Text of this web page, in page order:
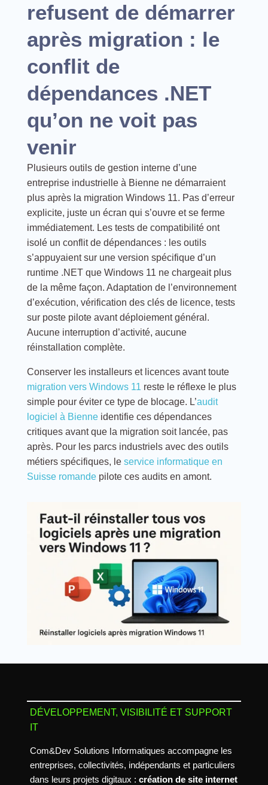
refusent de démarrer
après migration : le
conflit de
dépendances .NET
qu’on ne voit pas
venir
Plusieurs outils de gestion interne d’une
entreprise industrielle à Bienne ne démarraient
plus après la migration Windows 11. Pas d’erreur
explicite, juste un écran qui s’ouvre et se ferme
immédiatement. Les tests de compatibilité ont
isolé un conflit de dépendances : les outils
s’appuyaient sur une version spécifique d’un
runtime .NET que Windows 11 ne chargeait plus
de la même façon. Adaptation de l’environnement
d’exécution, vérification des clés de licence, tests
sur poste pilote avant déploiement général.
Aucune interruption d’activité, aucune
réinstallation complète.
Conserver les installeurs et licences avant toute
migration vers Windows 11 reste le réflexe le plus
simple pour éviter ce type de blocage. L’audit
logiciel à Bienneidentifie ces dépendances
critiques avant que la migration soit lancée, pas
après. Pour les parcs industriels avec des outils
métiers spécifiques, le service informatique en
Suisse romandepilote ces audits en amont.
DÉVELOPPEMENT, VISIBILITÉ ET SUPPORT
IT
Com&Dev Solutions Informatiques accompagne les
entreprises, collectivités, indépendants et particuliers
dans leurs projets digitaux : création de site internet